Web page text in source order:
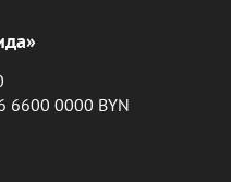
6600 0000 BYN